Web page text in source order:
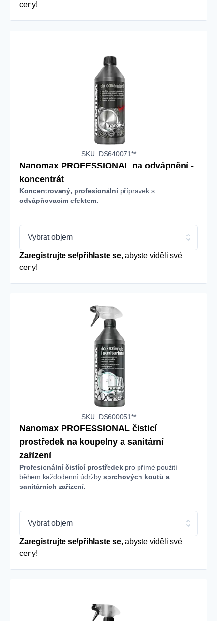
ceny!
SKU: DS640071**
Nanomax PROFESSIONAL na odvápnění -
koncentrát
Koncentrovaný, profesionální přípravek s
odvápňovacím efektem.
Vybrat objem
Zaregistrujte se/přihlaste se, abyste viděli své
ceny!
SKU: DS600051**
Nanomax PROFESSIONAL čisticí
prostředek na koupelny a sanitární
zařízení
Profesionální čistící prostředek pro přímé použití
během každodenní údržby sprchových koutů a
sanitárních zařízení.
Vybrat objem
Zaregistrujte se/přihlaste se, abyste viděli své
ceny!